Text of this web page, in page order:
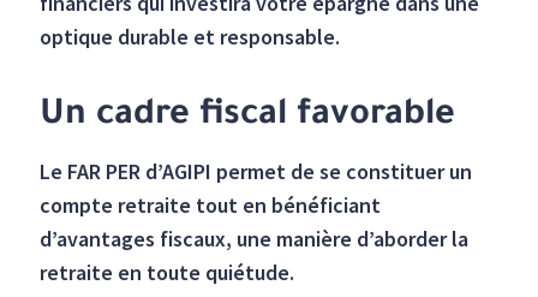
optique durable et responsable.
Un cadre fiscal favorable
Le FAR PER d’AGIPI permet de se constituer un
compte retraite tout en bénéficiant
d’avantages fiscaux, une manière d’aborder la
retraite en toute quiétude.